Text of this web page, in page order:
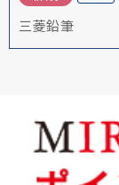
三菱鉛筆